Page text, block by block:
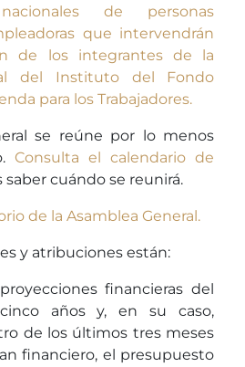
de personas
que intervendrán
de los integrantes de la
del Instituto del Fondo
para los Trabajadores.
se reúne por lo menos
Consulta el calendario de
saber cuándo se reunirá.
de la Asamblea General.
y atribuciones están:
financieras del
años y, en su caso,
de los últimos tres meses
financiero, el presupuesto